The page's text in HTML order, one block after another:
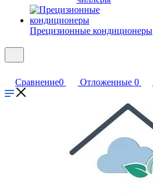
Прецизионные кондиционеры
Сравнение0 Отложенные 0